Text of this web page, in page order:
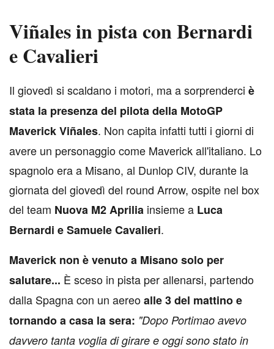
Viñales in pista con Bernardi
e Cavalieri
Il giovedì si scaldano i motori, ma a sorprenderci è
stata la presenza del pilota della MotoGP
Maverick Viñales. Non capita infatti tutti i giorni di
avere un personaggio come Maverick all'italiano. Lo
spagnolo era a Misano, al Dunlop CIV, durante la
giornata del giovedì del round Arrow, ospite nel box
del team Nuova M2 Aprilia insieme a Luca
Bernardi e Samuele Cavalieri.
Maverick non è venuto a Misano solo per
salutare... È sceso in pista per allenarsi, partendo
dalla Spagna con un aereoalle 3 del mattino e
tornando a casa la sera: "Dopo Portimao avevo
davvero tanta voglia di girare e oggi sono stato in